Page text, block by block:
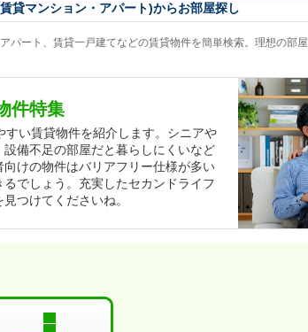
貸マンション・アパート)からお部屋探し
パート、賃貸一戸建てなどの賃貸物件を簡単検索。理想の部
件特集
い賃貸物件を紹介します。シニアや
備不足の部屋だと暮らしにくいなど
けの物件はバリアフリー仕様が多い
でしょう。充実したセカンドライフ
つけてくださいね。